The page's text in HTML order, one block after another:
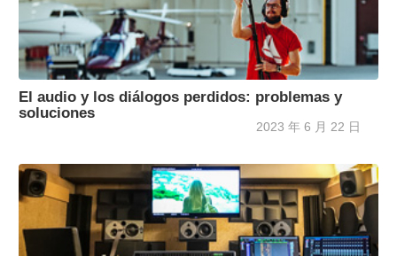
El audio y los diálogos perdidos: problemas y
soluciones
2023 年 6 月 22 日